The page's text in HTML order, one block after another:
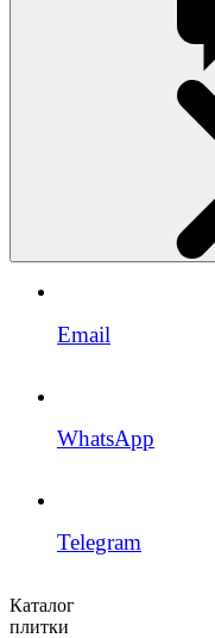
Email
WhatsApp
Telegram
Каталог
плитки